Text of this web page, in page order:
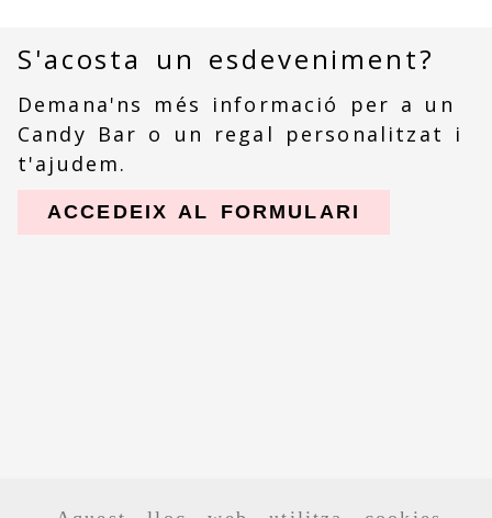
S'acosta un esdeveniment?
Demana'ns més informació per a un
Candy Bar o un regal personalitzat i
t'ajudem.
ACCEDEIX AL FORMULARI